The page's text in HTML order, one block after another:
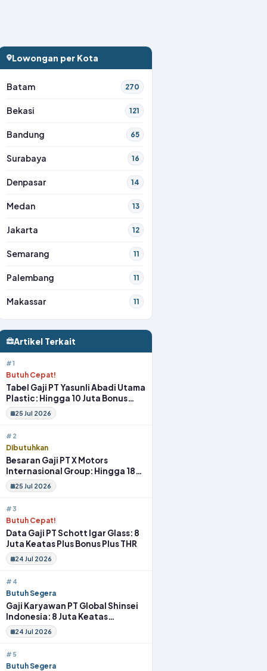
Lowongan per Kota
Batam 270
Bekasi 121
Bandung 65
Surabaya 16
Denpasar 14
Medan 13
Jakarta 12
Semarang 11
Palembang 11
Makassar 11
Artikel Terkait
#1
Butuh Cepat!
Tabel Gaji PT Yasunli Abadi Utama
Plastic: Hingga 10 Juta Bonus
Melimpah Lengkap Tunjangan
25 Jul 2026
#2
Dibutuhkan
Besaran Gaji PT X Motors
Internasional Group: Hingga 18
Juta Gym Membership Makan
Siang
25 Jul 2026
#3
Butuh Cepat!
Data Gaji PT Schott Igar Glass: 8
Juta Keatas Plus Bonus Plus THR
24 Jul 2026
#4
Butuh Segera
Gaji Karyawan PT Global Shinsei
Indonesia: 8 Juta Keatas
Tunjangan Komplit Uang
Transport
24 Jul 2026
#5
Butuh Segera